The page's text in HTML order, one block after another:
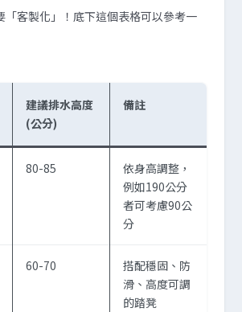
「客製化」！底下這個表格可以參考一
建議排水高度
(公分)
備註
80-85
依身高調整，
例如190公分
者可考慮90公
分
60-70
搭配穩固、防
滑、高度可調
的踏凳